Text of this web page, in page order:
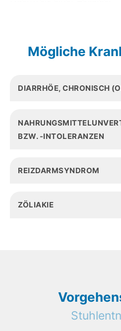
Mögliche
DIARRHÖE, CHRONISCH
BZW. -INTOLERANZEN
REIZDARMSYNDROM
ZÖLIAKIE